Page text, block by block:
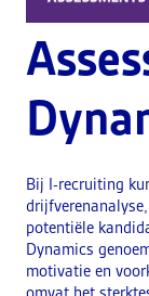
Bij I-recruiting
potentiële
Dynamics
motivatie en